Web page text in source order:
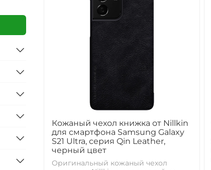
Кожаный чехол книжка от Nillkin
для смартфона Samsung Galaxy
S21 Ultra, серия Qin Leather,
черный цвет
Оригинальный кожаный чехол